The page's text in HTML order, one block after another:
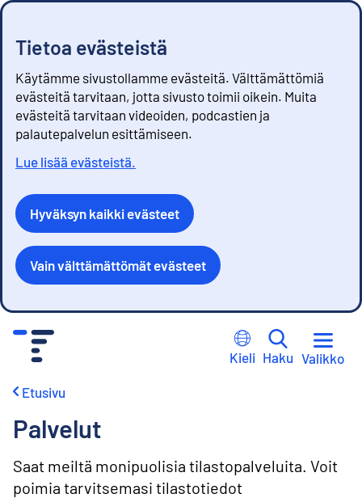
Tietoa evästeistä
Käytämme sivustollamme evästeitä. Välttämättömiä
evästeitä tarvitaan, jotta sivusto toimii oikein. Muita
evästeitä tarvitaan videoiden, podcastien ja
palautepalvelun esittämiseen.
Lue lisää evästeistä.
Hyväksyn kaikki evästeet
Vain välttämättömät evästeet
Kieli Haku Valikko
Etusivu
Palvelut
Saat meiltä monipuolisia tilastopalveluita. Voit
poimia tarvitsemasi tilastotiedot